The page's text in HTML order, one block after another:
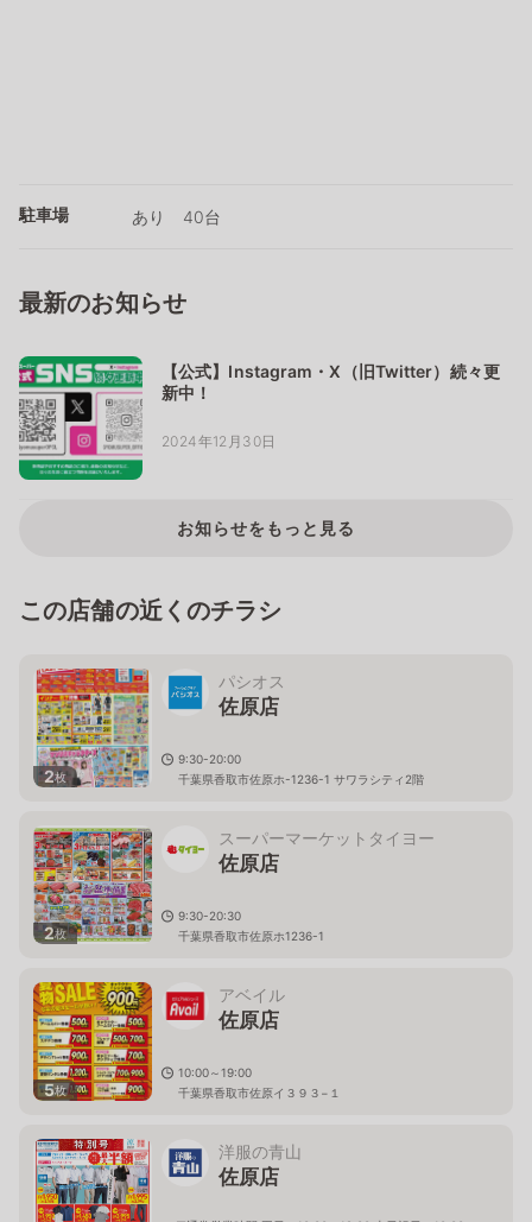
駐車場 あり 40台
最新のお知らせ
【公式】Instagram・X（旧Twitter）続々更
新中！
2024年12月30日
お知らせをもっと見る
この店舗の近くのチラシ
2枚
パシオス
佐原店
9:30-20:00
千葉県香取市佐原ホ-1236-1 サワラシティ2階
2枚
スーパーマーケットタイヨー
佐原店
9:30-20:30
千葉県香取市佐原ホ1236-1
5枚
アベイル
佐原店
10:00～19:00
千葉県香取市佐原イ３９３−１
洋服の青山
佐原店